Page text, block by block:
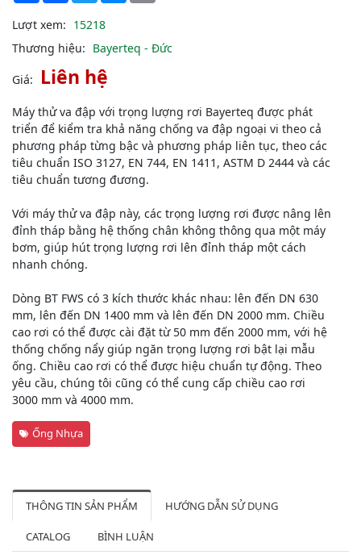
Lượt xem: 15218
Thương hiệu: Bayerteq - Đức
Giá: Liên hệ
Máy thử va đập với trọng lượng rơi Bayerteq được phát
triển để kiểm tra khả năng chống va đập ngoại vi theo cả
phương pháp từng bậc và phương pháp liên tục, theo các
tiêu chuẩn ISO 3127, EN 744, EN 1411, ASTM D 2444 và các
tiêu chuẩn tương đương.
Với máy thử va đập này, các trọng lượng rơi được nâng lên
đỉnh tháp bằng hệ thống chân không thông qua một máy
bơm, giúp hút trọng lượng rơi lên đỉnh tháp một cách
nhanh chóng.
Dòng BT FWS có 3 kích thước khác nhau: lên đến DN 630
mm, lên đến DN 1400 mm và lên đến DN 2000 mm. Chiều
cao rơi có thể được cài đặt từ 50 mm đến 2000 mm, với hệ
thống chống nẩy giúp ngăn trọng lượng rơi bật lại mẫu
ống. Chiều cao rơi có thể được hiệu chuẩn tự động. Theo
yêu cầu, chúng tôi cũng có thể cung cấp chiều cao rơi
3000 mm và 4000 mm.
Ống Nhựa
THÔNG TIN SẢN PHẨM HƯỚNG DẪN SỬ DỤNG
CATALOG BÌNH LUẬN